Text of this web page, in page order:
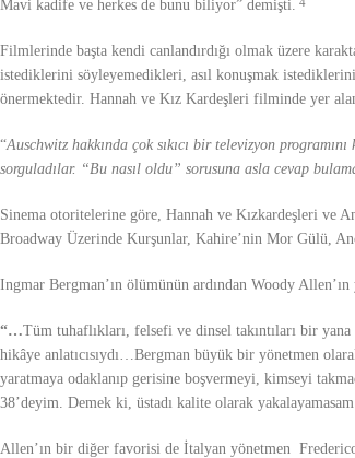
Mavi kadife ve herkes de bunu biliyor” demişti.
4
Filmlerinde başta kendi canlandırdığı olmak üzere
istediklerini söyleyemedikleri, asıl konuşmak
önermektedir. Hannah ve Kız Kardeşleri filminde yer
“Auschwitz hakkında çok sıkıcı bir televizyon
sorguladılar. “Bu nasıl oldu” sorusuna asla cevap
Sinema otoritelerine göre, Hannah ve Kızkardeşleri
Broadway Üzerinde Kurşunlar, Kahire’nin Mor Gülü,
Ingmar Bergman’ın ölümünün ardından Woody Allen’ın
“…Tüm tuhaflıkları, felsefi ve dinsel takıntıları bir
hikâye anlatıcısıydı…Bergman büyük bir yönetmen
yaratmaya odaklanıp gerisine boşvermeyi, kimseyi
38’deyim. Demek ki, üstadı kalite olarak
Allen’ın bir diğer favorisi de İtalyan yönetmen